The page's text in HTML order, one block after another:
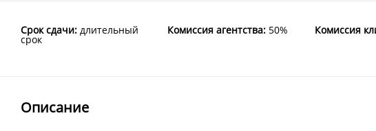
Срок сдачи: длительный
срок
Комиссия агентства: 50% Комиссия
Описание